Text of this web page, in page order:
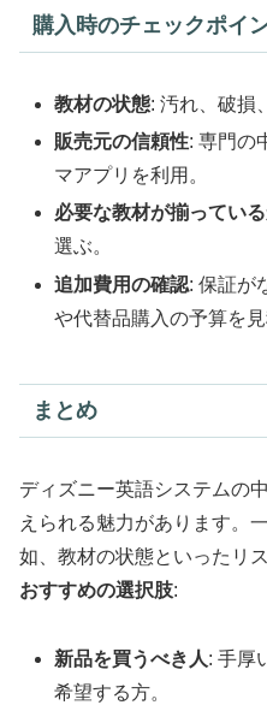
購入時のチェックポイ
教材の状態: 汚れ、破損
販売元の信頼性: 専門の
マアプリを利用。
必要な教材が揃ってい
選ぶ。
追加費用の確認: 保証が
や代替品購入の予算を見
まとめ
ディズニー英語システムの
えられる魅力があります。
如、教材の状態といったリ
おすすめの選択肢:
新品を買うべき人: 手厚
希望する方。